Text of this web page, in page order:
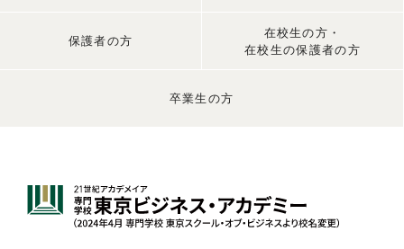
保護者の方
在校生の方・
在校生の保護者の方
卒業生の方